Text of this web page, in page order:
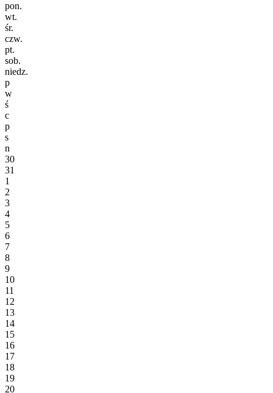
pon.
wt.
śr.
czw.
pt.
sob.
niedz.
p
w
ś
c
p
s
n
30
31
1
2
3
4
5
6
7
8
9
10
11
12
13
14
15
16
17
18
19
20